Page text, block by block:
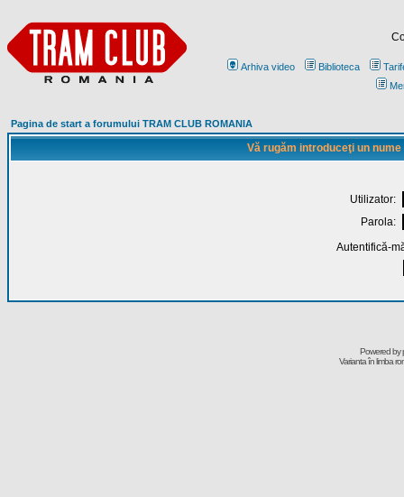
Arhiva video Biblioteca
Pagina de start a forumului TRAM CLUB ROMANIA
Vă rugăm introduceţi un
Utilizator:
Parola:
Autentifică-
Powered by
Varianta în limba